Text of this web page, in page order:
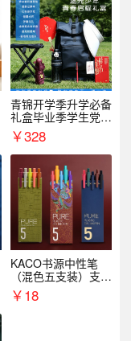
青锦开学季升学必备
礼盒毕业季学生党户
外出行备考装备礼品
￥328
KACO书源中性笔
（混色五支装）支持
logo定制
￥18